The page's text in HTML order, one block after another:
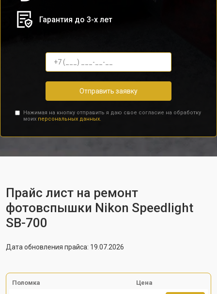
Гарантия до 3-х лет
Отправить заявку
Нажимая на кнопку отправить я даю свое согласие на обработку
моих персональных данных.
Прайс лист на ремонт
фотовспышки Nikon Speedlight
SB-700
Дата обновления прайса: 19.07.2026
Поломка Цена